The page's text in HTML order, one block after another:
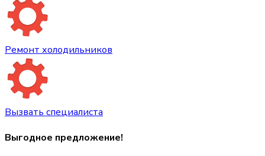
Ремонт холодильников
Вызвать специалиста
Выгодное предложение!